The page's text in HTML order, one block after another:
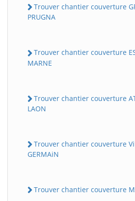
Trouver chantier couverture
PRUGNA
Trouver chantier couverture
MARNE
Trouver chantier couverture
LAON
Trouver chantier couverture
GERMAiN
Trouver chantier couverture